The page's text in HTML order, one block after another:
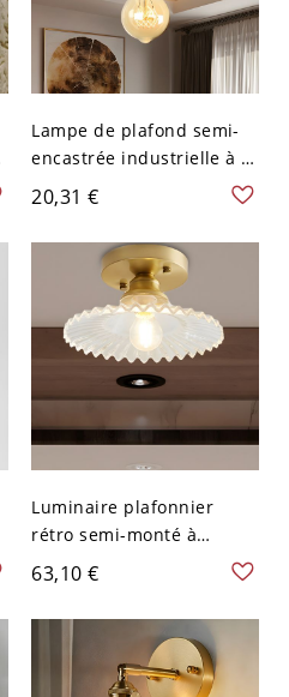
Lampe de plafond semi-
encastrée industrielle à 1
tête en métal nu noir
20,31 €
Luminaire plafonnier
rétro semi-monté à
ampoule unique avec
verre clair nervuré
63,10 €